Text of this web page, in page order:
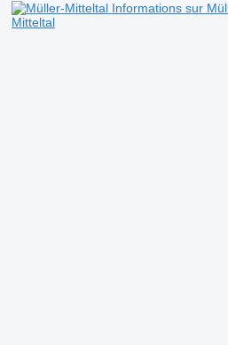
Informations sur
Mitteltal